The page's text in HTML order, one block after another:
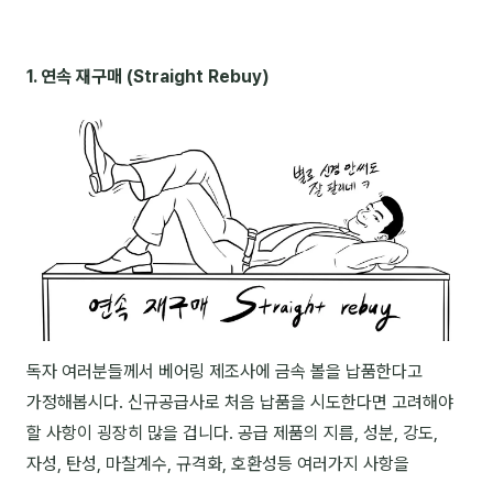
🤲 협력강사 과정
📈 B2B 마케팅
🤖 AI 실무
김종혁
1. 연속 재구매 (Straight Rebuy)
독자 여러분들께서 베어링 제조사에 금속 볼을 납품한다고
가정해봅시다. 신규공급사로 처음 납품을 시도한다면 고려해야
할 사항이 굉장히 많을 겁니다. 공급 제품의 지름, 성분, 강도,
자성, 탄성, 마찰계수, 규격화, 호환성등 여러가지 사항을